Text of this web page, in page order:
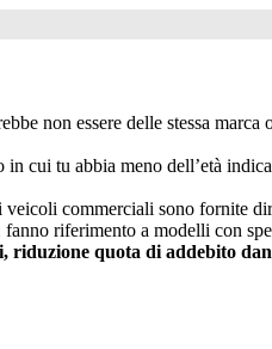
non essere delle stessa
in cui tu abbia meno dell’età
commerciali sono fornite
riferimento a modelli con
riduzione quota di addebito